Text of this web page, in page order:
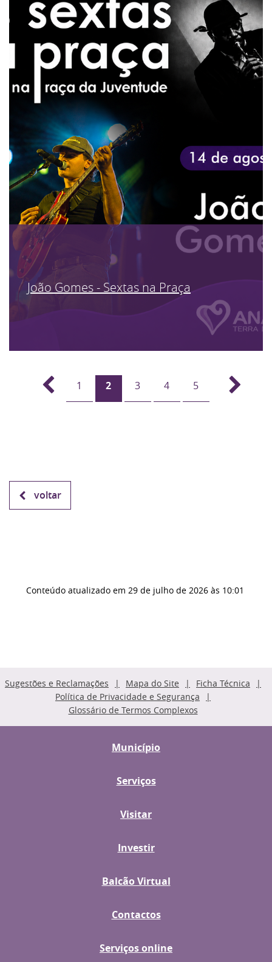
João Gomes - Sextas na Praça
1 2 3 4 5
voltar
Conteúdo atualizado em 29 de julho de 2026 às 10:01
Sugestões e Reclamações Mapa do Site
Ficha Técnica
Política de Privacidade e Segurança
Glossário de Termos Complexos
Município
Serviços
Visitar
Investir
Balcão Virtual
Contactos
Serviços online